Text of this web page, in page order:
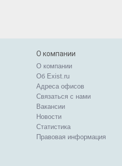
О компании
О компании
Об Exist.ru
Адреса офисов
Связаться с нами
Вакансии
Новости
Статистика
Правовая информация